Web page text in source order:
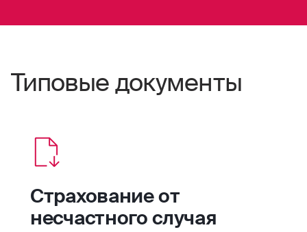
Типовые документы
Страхование от
несчастного случая